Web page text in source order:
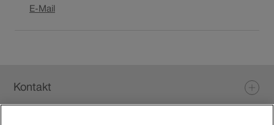
E-MailLink
Kontakt